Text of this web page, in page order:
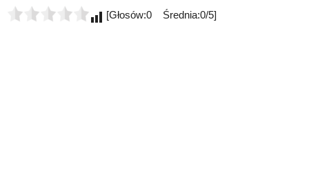
[Głosów:0 Średnia:0/5]